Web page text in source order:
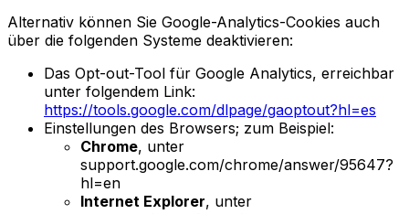
Alternativ können Sie Google-Analytics-Cookies auch
über die folgenden Systeme deaktivieren:
Das Opt-out-Tool für Google Analytics, erreichbar
unter folgendem Link:
https://tools.google.com/dlpage/gaoptout?hl=es
Einstellungen des Browsers; zum Beispiel:
Chrome, unter
support.google.com/chrome/answer/95647?
hl=en
Internet Explorer, unter